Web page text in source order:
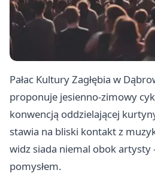
Pałac Kultury Zagłębia w
proponuje jesienno-zimowy
konwencją oddzielającej
stawia na bliski kontakt z
widz siada niemal obok artysty
pomysłem.